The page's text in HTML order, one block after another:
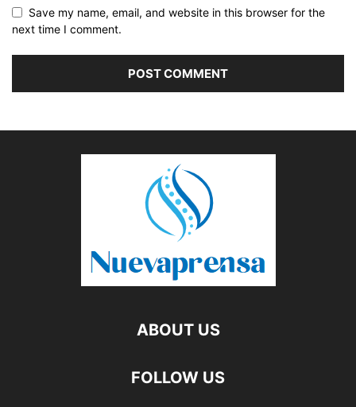
Save my name, email, and website in this browser for the
next time I comment.
ABOUT US
FOLLOW US